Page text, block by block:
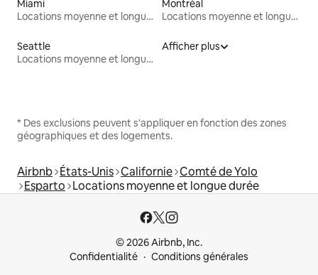
Miami
Locations moyenne et longue durée
Montréal
Locations moyenne et longue durée
Seattle
Locations moyenne et longue durée
Afficher plus
* Des exclusions peuvent s'appliquer en fonction des zones
géographiques et des logements.
Airbnb États-Unis Californie Comté de Yolo
Esparto Locations moyenne et longue durée
© 2026 Airbnb, Inc.
Confidentialité
Conditions générales